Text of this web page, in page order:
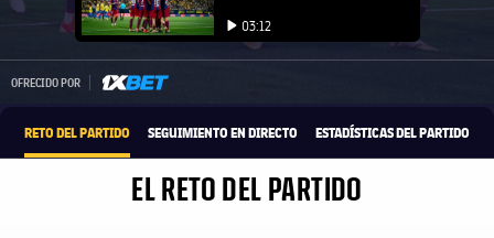
Iniciar vídeo
Iniciar vídeo
03:12
OFRECIDO POR
RETO DEL PARTIDO SEGUIMIENTO EN DIRECTO ESTADÍSTICAS DEL PARTIDO
EL RETO DEL PARTIDO